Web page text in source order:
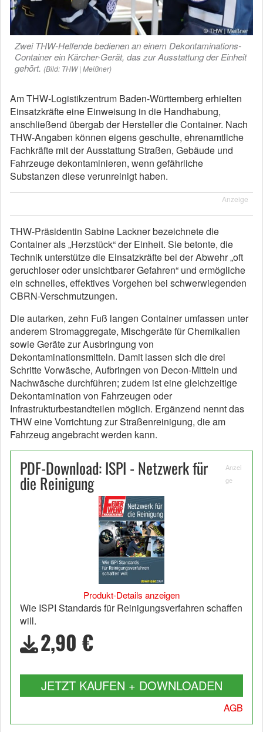
Zwei THW-Helfende bedienen an einem Dekontaminations-
Container ein Kärcher-Gerät, das zur Ausstattung der Einheit
gehört. (Bild: THW | Meißner)
Am THW-Logistikzentrum Baden-Württemberg erhielten
Einsatzkräfte eine Einweisung in die Handhabung,
anschließend übergab der Hersteller die Container. Nach
THW-Angaben können eigens geschulte, ehrenamtliche
Fachkräfte mit der Ausstattung Straßen, Gebäude und
Fahrzeuge dekontaminieren, wenn gefährliche
Substanzen diese verunreinigt haben.
Anzeige
THW-Präsidentin Sabine Lackner bezeichnete die
Container als „Herzstück“ der Einheit. Sie betonte, die
Technik unterstütze die Einsatzkräfte bei der Abwehr „oft
geruchloser oder unsichtbarer Gefahren“ und ermögliche
ein schnelles, effektives Vorgehen bei schwerwiegenden
CBRN-Verschmutzungen.
Die autarken, zehn Fuß langen Container umfassen unter
anderem Stromaggregate, Mischgeräte für Chemikalien
sowie Geräte zur Ausbringung von
Dekontaminationsmitteln. Damit lassen sich die drei
Schritte Vorwäsche, Aufbringen von Decon-Mitteln und
Nachwäsche durchführen; zudem ist eine gleichzeitige
Dekontamination von Fahrzeugen oder
Infrastrukturbestandteilen möglich. Ergänzend nennt das
THW eine Vorrichtung zur Straßenreinigung, die am
Fahrzeug angebracht werden kann.
PDF-Download: ISPI - Netzwerk für
die Reinigung
Anzei
ge
Produkt-Details anzeigen
Wie ISPI Standards für Reinigungsverfahren schaffen
will.
2,90 €
JETZT KAUFEN + DOWNLOADEN
AGB